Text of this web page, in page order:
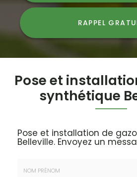
RAPPEL
Pose et
synthétique
Pose et installation de
Belleville. Envoyez un